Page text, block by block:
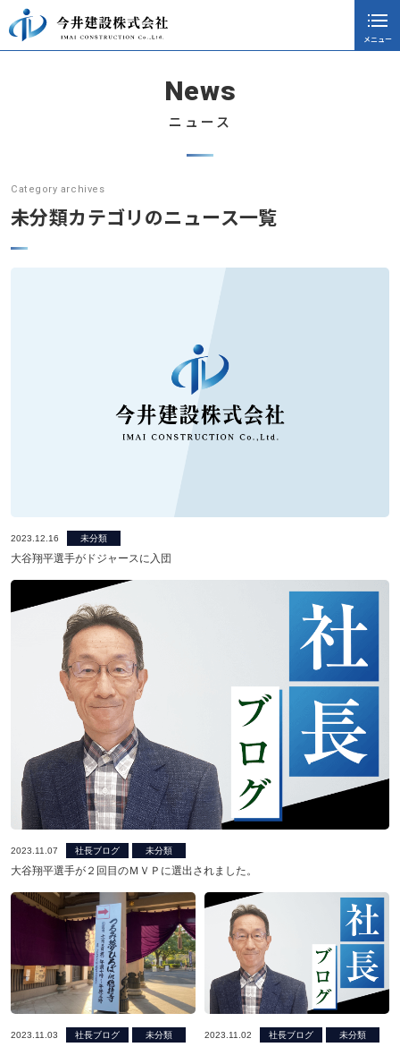
メニュー
閉じる
施工実績
ニュース
ニュース発刊
お問い合わせ
受付：9：00 ～ 17：00
月～金曜日（※祝祭日を除く）
閉じる
News
ニュース
Category archives
未分類カテゴリのニュース一覧
2023.12.16 未分類
大谷翔平選手がドジャースに入団
2023.11.07 社長ブログ 未分類
大谷翔平選手が２回目のＭＶＰに選出されました。
2023.11.03 社長ブログ 未分類 2023.11.02 社長ブログ 未分類